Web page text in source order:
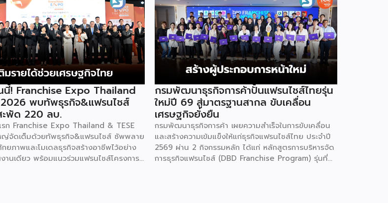
นี้! Franchise Expo Thailand
2026 พบทัพธุรกิจ&แฟรนไชส์
ะพัด 220 ลบ.
รก Franchise Expo Thailand & TESE
ญ่จัดเต็มด้วยทัพธุรกิจ&แฟรนไชส์ ซัพพลาย
ยภาพและโมเดลธุรกิจสร้างอาชีพไว้อย่าง
านเดียว พร้อมแนวร่วมแฟรนไชส์โครงการ
กรมพัฒนาธุรกิจการค้าปั้นแฟรนไชส์ไทยรุ่น
ใหม่ปี 69 สู่มาตรฐานสากล ขับเคลื่อน
เศรษฐกิจยั่งยืน
กรมพัฒนาธุรกิจการค้า เผยความสำเร็จในการขับเคลื่อน
และสร้างความเข้มแข็งให้แก่ธุรกิจแฟรนไชส์ไทย ประจำปี
2569 ผ่าน 2 กิจกรรมหลัก ได้แก่ หลักสูตรการบริหารจัด
การธุรกิจแฟรนไชส์ (DBD Franchise Program) รุ่นที่